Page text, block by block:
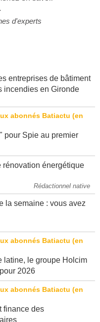
en savoir
entreprises de bâtiment
Spie au premier
Rédactionnel native
la semaine : vous avez
le groupe Holcim
des